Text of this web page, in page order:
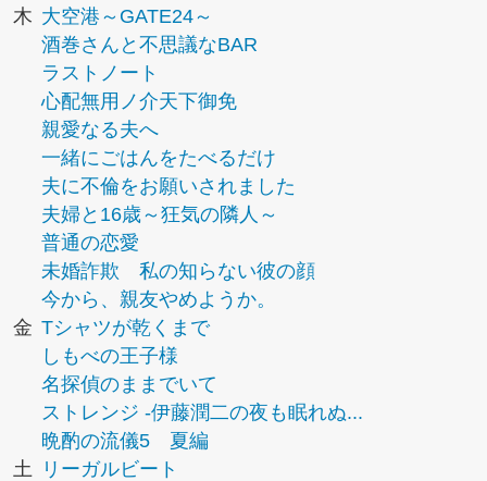
木 大空港～GATE24～
酒巻さんと不思議なBAR
ラストノート
心配無用ノ介天下御免
親愛なる夫へ
一緒にごはんをたべるだけ
夫に不倫をお願いされました
夫婦と16歳～狂気の隣人～
普通の恋愛
未婚詐欺 私の知らない彼の顔
今から、親友やめようか。
金 Tシャツが乾くまで
しもべの王子様
名探偵のままでいて
ストレンジ -伊藤潤二の夜も眠れぬ...
晩酌の流儀5 夏編
土
リーガルビート